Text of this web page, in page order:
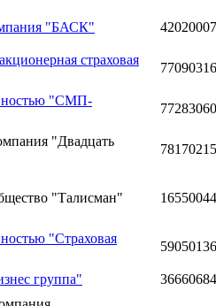
"БАСК"
страховая
"СМП-
"Двадцать
"Талисман"
"Страховая
группа"